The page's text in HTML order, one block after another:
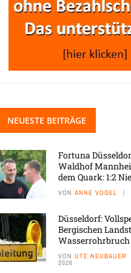
NEUESTE BEITRÄGE
Fortuna
Waldhof
dem Quark: 1:2
VON ANNE VOGEL
Düsseldorf:
Bergischen
VON UTE NEUBAUER
2026